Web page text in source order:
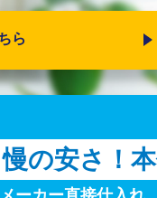
ら
の安さ！